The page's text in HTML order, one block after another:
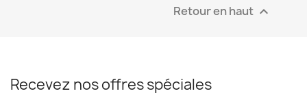
Retour en haut 
Recevez nos offres spéciales